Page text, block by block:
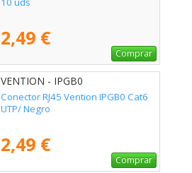
2,49 €
Comprar
VENTION - IPGB0
Conector RJ45 Vention IPGB0 Cat6
UTP/ Negro
2,49 €
Comprar